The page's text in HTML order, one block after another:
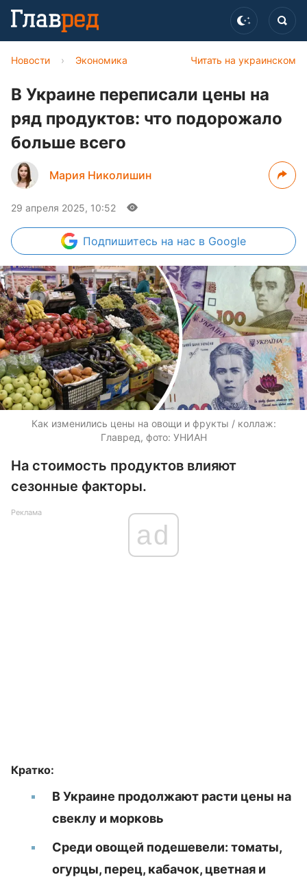
Читать на украинском
Новости › Экономика
В Украине переписали цены на
ряд продуктов: что подорожало
больше всего
Мария Николишин
29 апреля 2025, 10:52
Подпишитесь на нас в Google
Как изменились цены на овощи и фрукты / коллаж:
Главред, фото: УНИАН
На стоимость продуктов влияют
сезонные факторы.
Реклама
ad
Кратко:
В Украине продолжают расти цены на
свеклу и морковь
Среди овощей подешевели: томаты,
огурцы, перец, кабачок, цветная и